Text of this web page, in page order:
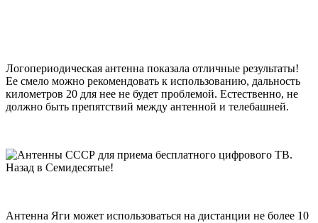
Логопериодическая антенна показала отличные результаты!
Ее смело можно рекомендовать к использованию, дальность
километров 20 для нее не будет проблемой. Естественно, не
должно быть препятствий между антенной и телебашней.
Антенна Яги может использоваться на дистанции не более 10